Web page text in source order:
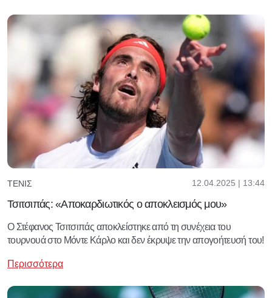
ΤΈΝΙΣ 12.04.2025 | 13:44
Τσιτσιπάς: «Αποκαρδιωτικός ο αποκλεισμός μου»
Ο Στέφανος Τσιτσιπάς αποκλείστηκε από τη συνέχεια του
τουρνουά στο Μόντε Κάρλο και δεν έκρυψε την απογοήτευσή του!
Περισσότερα